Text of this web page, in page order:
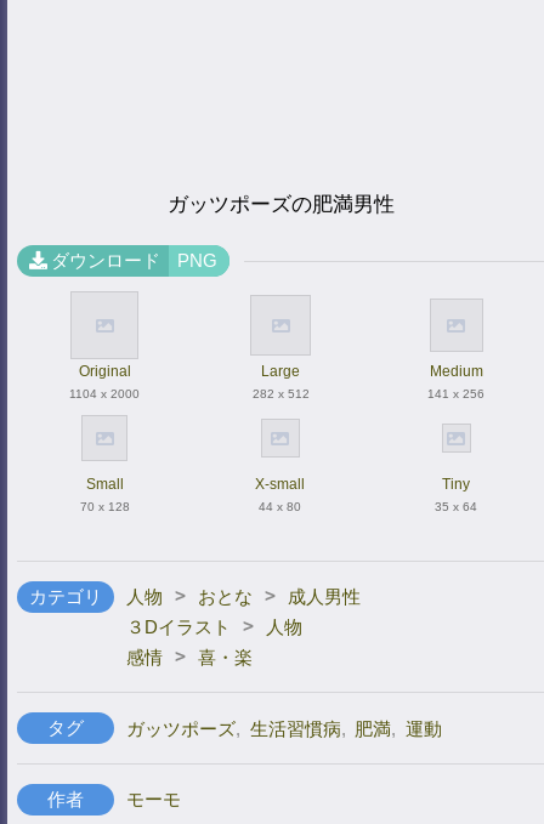
ガッツポーズの肥満男性
ダウンロード PNG
Original
1104 x 2000
Large
282 x 512
Medium
141 x 256
Small
70 x 128
X-small
44 x 80
Tiny
35 x 64
カテゴリ 人物 > おとな >
成人男性
３Dイラスト
>
人物
感情 > 喜・楽
タグ ガッツポーズ, 生活習慣病, 肥満, 運動
作者 モーモ